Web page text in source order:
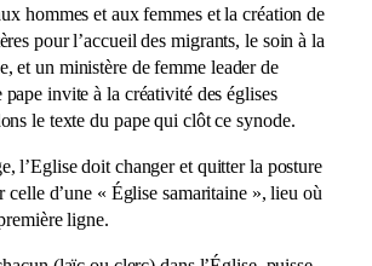
hommes et aux femmes et la création de
pour l’accueil des migrants, le soin à la
et un ministère de femme leader de
invite à la créativité des églises
le texte du pape qui clôt ce synode.
l’Eglise doit changer et quitter la posture
celle d’une « Église samaritaine », lieu où
ligne.